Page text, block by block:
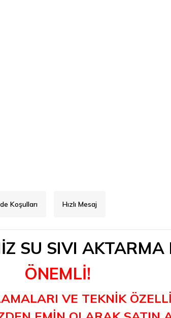
Koşulları Hızlı Mesaj
SU SIVI AKTARMA
ÖNEMLİ!
VE TEKNİK